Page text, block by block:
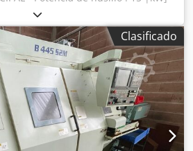
5000 [Rev./min] - Diámetro máximo
máx. mecanizable : 560
en mandril : 220 [mm] TORRETA -
: 12 - Carrera X/Z : 170 / 560 [mm]
- Tensión de alimentación : 400
- Dimensiones en el suelo :
máquina : 1900 [mm] - Peso de
- CNC : Fanuc 21i-
- Recipiente de riego -
- Palpador herramientas
Clasificado